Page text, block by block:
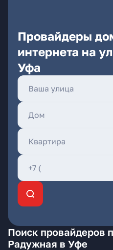
Провайдеры
интернета на
Уфа
Поиск провайдеров
Радужная в Уфе